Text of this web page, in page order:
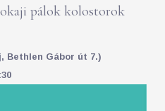
pálok kolostorok
Bethlen Gábor út 7.)